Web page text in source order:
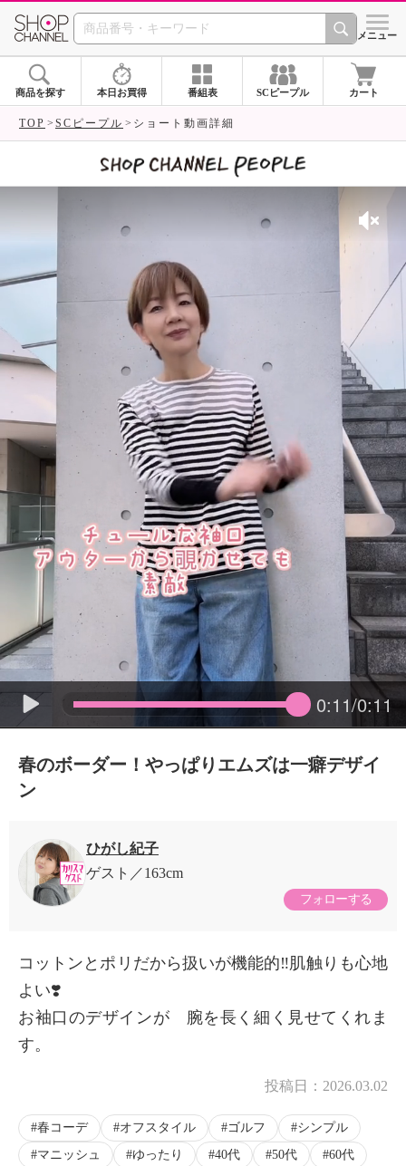
SHOP CHANNEL シメニュー
商品を探す 本日お買得 番組表 SCピープル カート
TOP SCピープル ショート動画詳細
0:11/0:11
春のボーダー！やっぱりエムズは一癖デザイ
ン
ひがし紀子
ゲスト
163cm
フォローする
コットンとポリだから扱いが機能的‼️肌触りも心地
よい❣️
お袖口のデザインが 腕を長く細く見せてくれま
す。
投稿日： 2026.03.02
春コーデ オフスタイル ゴルフ
シンプル
マニッシュ
ゆったり 40代 50代
60代